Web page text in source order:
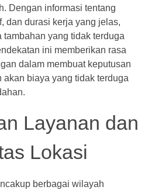
Dengan informasi tentang
dan durasi kerja yang jelas,
tambahan yang tidak terduga
ini memberikan rasa
dalam membuat keputusan
akan biaya yang tidak terduga
Layanan dan
Lokasi
berbagai wilayah